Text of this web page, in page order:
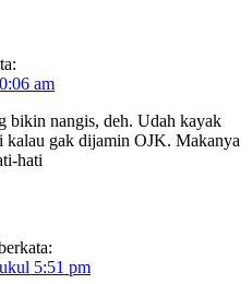
am
bikin nangis, deh. Udah kayak
kalau gak dijamin OJK. Makanya
hati
5:51 pm